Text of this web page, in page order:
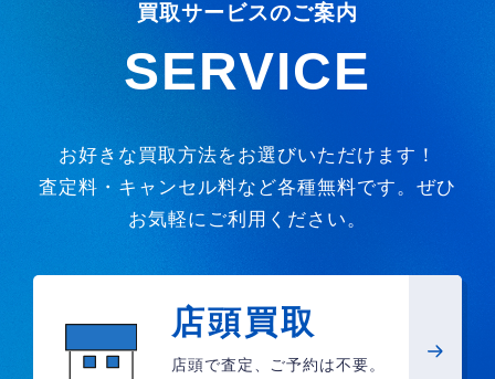
買取サービスのご案内
SERVICE
お好きな買取方法をお選びいただけます！
査定料・キャンセル料など各種無料です。ぜひ
お気軽にご利用ください。
店頭買取
店頭で査定、ご予約は不要。